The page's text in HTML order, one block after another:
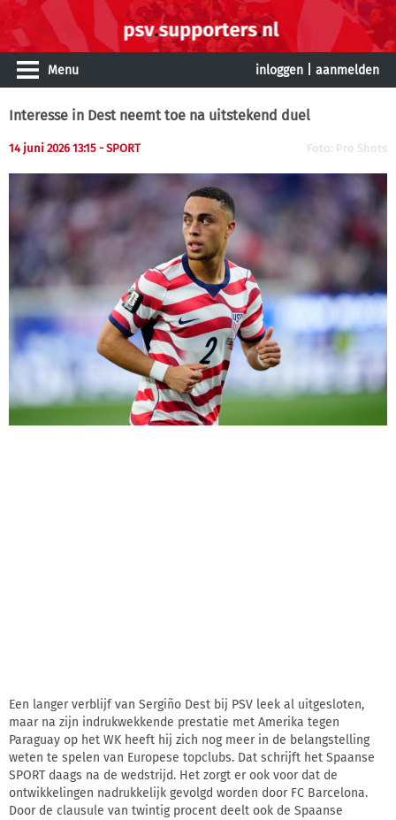
Menu inloggen aanmelden
Interesse in Dest neemt toe na uitstekend duel
14 juni 2026 13:15 - SPORT Foto: Pro Shots
Een langer verblijf van Sergiño Dest bij PSV leek al uitgesloten,
maar na zijn indrukwekkende prestatie met Amerika tegen
Paraguay op het WK heeft hij zich nog meer in de belangstelling
weten te spelen van Europese topclubs. Dat schrijft het Spaanse
SPORT daags na de wedstrijd. Het zorgt er ook voor dat de
ontwikkelingen nadrukkelijk gevolgd worden door FC Barcelona.
Door de clausule van twintig procent deelt ook de Spaanse